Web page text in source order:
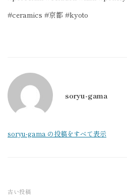
#ceramics #京都 #kyoto
soryu-gama
soryu-gama の投稿をすべて表示
古い投稿